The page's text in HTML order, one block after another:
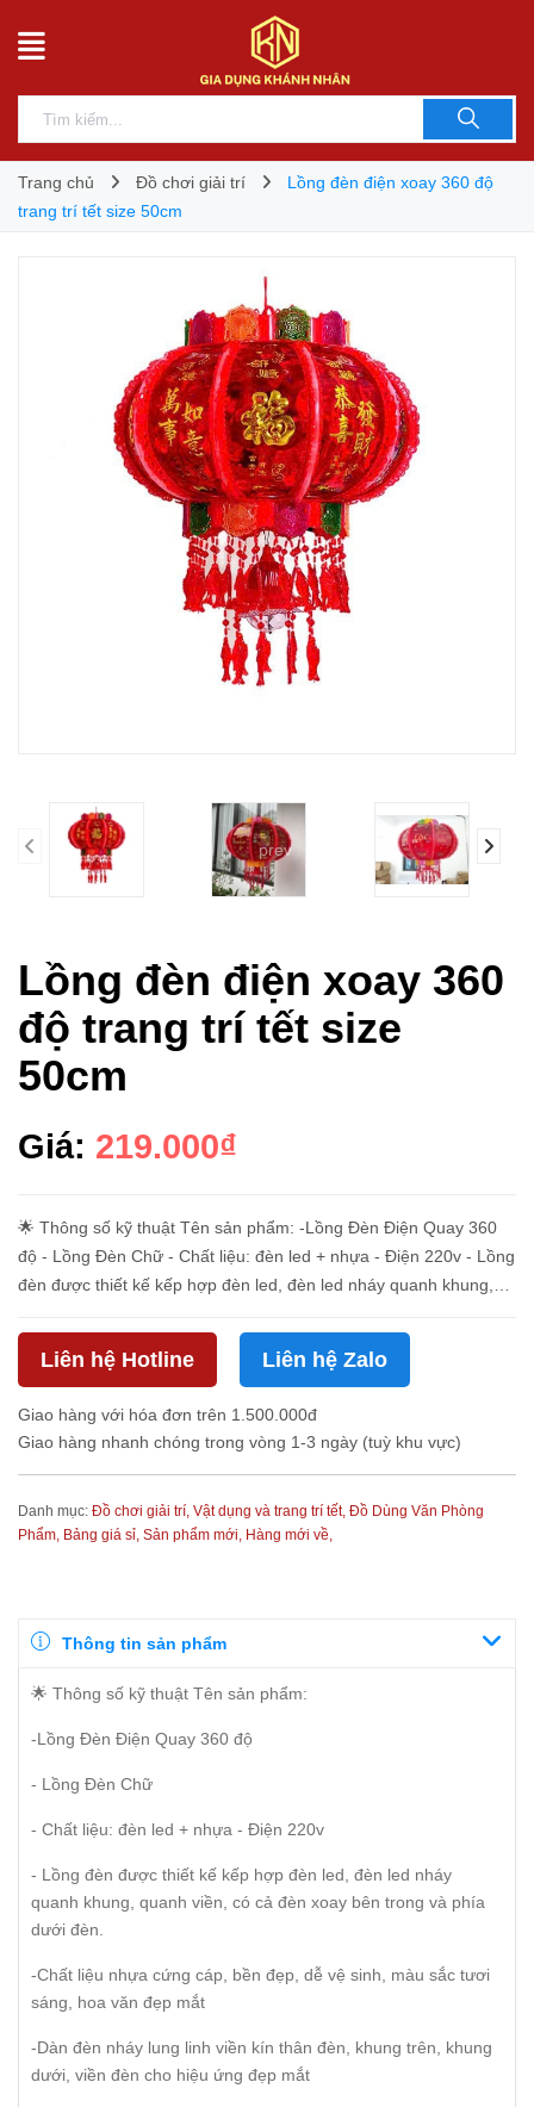
Trang chủ Đồ chơi giải trí
Lồng đèn điện xoay 360 độ
trang trí tết size 50cm
prev
Lồng đèn điện xoay 360
độ trang trí tết size
50cm
Giá: 219.000₫
🌟 Thông số kỹ thuật Tên sản phẩm: -Lồng Đèn Điện Quay 360
độ - Lồng Đèn Chữ - Chất liệu: đèn led + nhựa - Điện 220v - Lồng
đèn được thiết kế kếp hợp đèn led, đèn led nháy quanh khung,
Liên hệ Hotline Liên hệ Zalo
Giao hàng với hóa đơn trên 1.500.000đ
Giao hàng nhanh chóng trong vòng 1-3 ngày (tuỳ khu vực)
Danh mục: Đồ chơi giải trí, Vật dụng và trang trí tết, Đồ Dùng Văn Phòng
Phẩm, Bảng giá sỉ, Sản phẩm mới, Hàng mới về,
Thông tin sản phẩm
🌟 Thông số kỹ thuật Tên sản phẩm:
-Lồng Đèn Điện Quay 360 độ
- Lồng Đèn Chữ
- Chất liệu: đèn led + nhựa - Điện 220v
- Lồng đèn được thiết kế kếp hợp đèn led, đèn led nháy
quanh khung, quanh viền, có cả đèn xoay bên trong và phía
dưới đèn.
-Chất liệu nhựa cứng cáp, bền đẹp, dễ vệ sinh, màu sắc tươi
sáng, hoa văn đẹp mắt
-Dàn đèn nháy lung linh viền kín thân đèn, khung trên, khung
dưới, viền đèn cho hiệu ứng đẹp mắt